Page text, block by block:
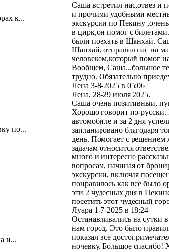
к...
по...
и...
Саша встретил нас,отвез и
и прочими удобными
экскурсии по Пекину
в цирк,он помог с
были поехать в Шанхай.
Шанхай, отправил нас на
человеком,который помог
Вообщем, Саша...большое
трудно. Обязательно
Лена 3-8-2025 в 05:06
Лена, 28-29 июля 2025.
Саша очень позитивный,
Хорошо говорит по-русски.
автомобиле и за 2 дня
запланировано благодаря
день. Помогает с
задачам относится
много и интересно
вопросам, начиная от
экскурсии, включая
понравилось как все было
эти 2 чудесных дня в
посетить этот чудесный
Луара 1-7-2025 в 18:24
Останавливались на сутки
нам город. Это было
показал все
ночевку. Большое спасибо!